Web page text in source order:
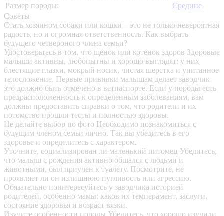
Размер породы:
Средние
Советы
Стать хозяином собаки или кошки – это не только невероятная
радость, но и огромная ответственность. Как выбрать
будущего четвероного члена семьи?
Удостоверьтесь в том, что щенок или котенок здоров Здоровые
малыши активны, любопытны и хорошо выглядят: у них
блестящие глазки, мокрый носик, чистая шерстка и упитанное
телосложение. Первые прививки малышам делает заводчик –
это должно быть отмечено в ветпаспорте. Если у породы есть
предрасположенность к определенным заболеваниям, вам
должны предоставить справки о том, что родители и их
потомство прошли тесты и полностью здоровы.
Не делайте выбор по фото Необходимо познакомиться с
будущим членом семьи лично. Так вы убедитесь в его
здоровье и определитесь с характером.
Уточните, социализирован ли маленький питомец Убедитесь,
что малыш с рождения активно общался с людьми и
животными, был приучен к туалету. Посмотрите, не
проявляет ли он излишнюю пугливость или агрессию.
Обязательно поинтересуйтесь у заводчика историей
родителей, особенно мамы: каков их темперамент, заслуги,
состояние здоровья и возраст вязки.